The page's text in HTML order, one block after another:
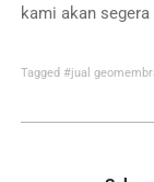
kami akan
Tagged #jual